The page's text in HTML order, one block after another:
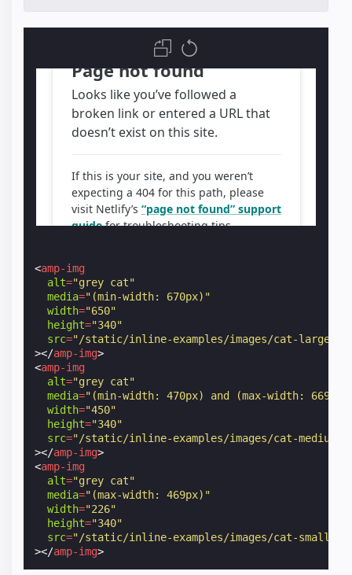
<amp-img
alt="grey cat"
media="(min-width: 670px)"
width="650"
height="340"
src="/static/inline-examples/images/cat-
></amp-img>
<amp-img
alt="grey cat"
media="(min-width: 470px) and (max-width:
width="450"
height="340"
src="/static/inline-examples/images/cat-
></amp-img>
<amp-img
alt="grey cat"
media="(max-width: 469px)"
width="226"
height="340"
src="/static/inline-examples/images/cat-
></amp-img>